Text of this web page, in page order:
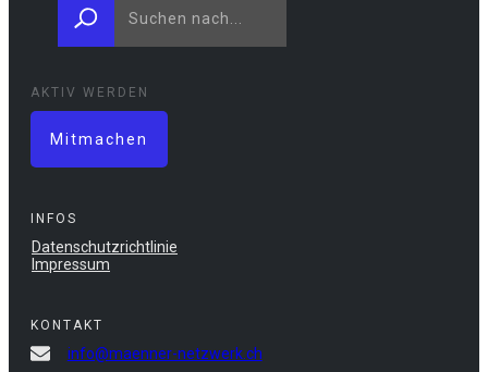
AKTIV WERDEN
Mitmachen
INFOS
Datenschutzrichtlinie
Impressum
KONTAKT
info@maenner-netzwerk.ch